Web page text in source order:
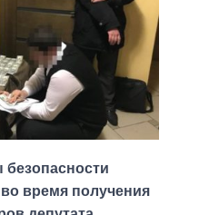
время получения